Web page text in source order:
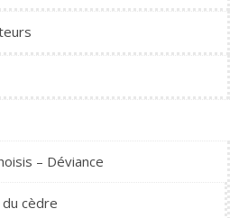
– Déviance
cèdre